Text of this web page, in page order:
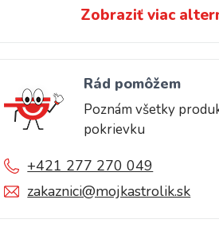
Zobraziť viac
Rád pomôžem
Poznám všetky
pokrievku
+421 277 270 049
zakaznici@mojkastrolik.sk